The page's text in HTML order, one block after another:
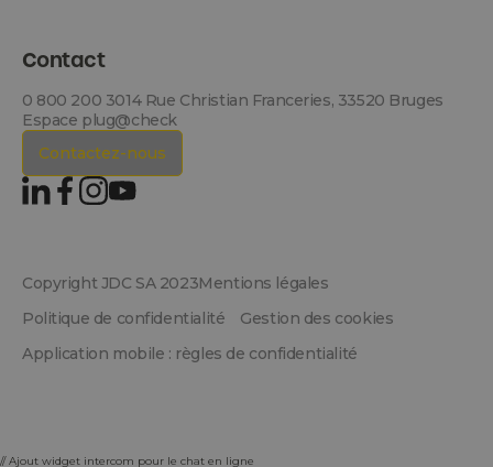
Contact
0 800 200 3014 Rue Christian Franceries, 33520 Bruges
Espace plug@check
Contactez-nous
Copyright JDC SA 2023Mentions légales
Politique de confidentialité
Gestion des cookies
Application mobile : règles de confidentialité
// Ajout widget intercom pour le chat en ligne